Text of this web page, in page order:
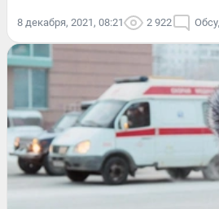
8 декабря, 2021, 08:21 2 922